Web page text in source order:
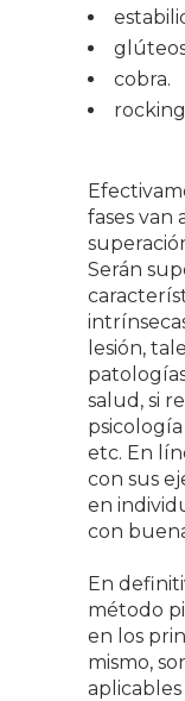
cobra.
fases van
Serán
lesión,
salud, si
etc. En
con sus
en
con
En
método
en los
mismo,